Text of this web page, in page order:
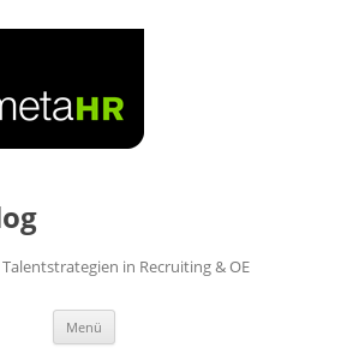
in Recruiting & OE
Menü